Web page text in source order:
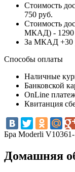
Стоимость
750 руб.
Стоимость
МКАД) - 1290
За МКАД +30
Способы оплаты
Наличные
Банковской
OnLine
Квитанция
Бра Moderli
Домашняя